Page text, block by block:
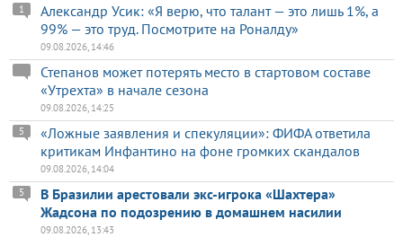
Александр Усик: «Я верю, что талант — это лишь 1%, а
99% — это труд. Посмотрите на Роналду»
1
09.08.2026, 14:46
Степанов может потерять место в стартовом составе
«Утрехта» в начале сезона
09.08.2026, 14:25
«Ложные заявления и спекуляции»: ФИФА ответила
критикам Инфантино на фоне громких скандалов
5
09.08.2026, 14:04
В Бразилии арестовали экс-игрока «Шахтера»
Жадсона по подозрению в домашнем насилии
5
09.08.2026, 13:43